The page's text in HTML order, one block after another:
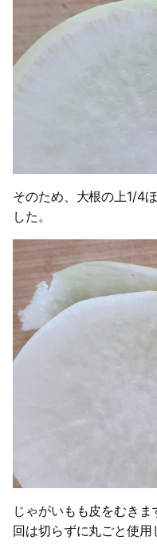
そのため、大根の上1/4
した。
じゃがいもも皮をむき
回は切らずに丸ごと使用